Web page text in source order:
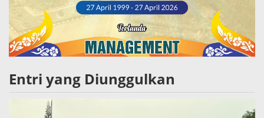
Entri yang Diunggulkan